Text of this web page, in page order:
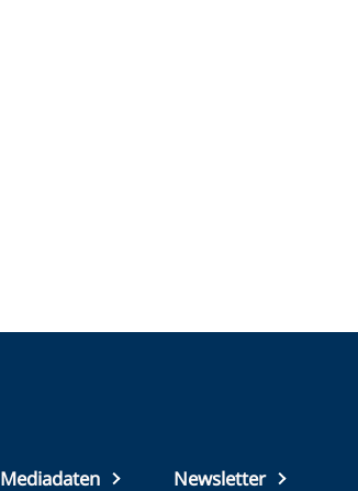
Mediadaten Newsletter